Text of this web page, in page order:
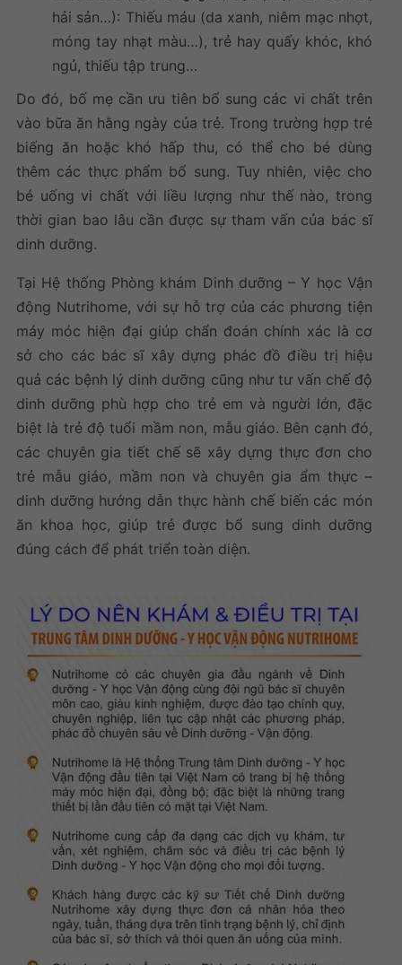
hải sản…): Thiếu máu (da xanh, niêm mạc nhợt,
móng tay nhạt màu…), trẻ hay quấy khóc, khó
ngủ, thiếu tập trung…
Do đó, bố mẹ cần ưu tiên bổ sung các vi chất trên
vào bữa ăn hằng ngày của trẻ. Trong trường hợp trẻ
biếng ăn hoặc khó hấp thu, có thể cho bé dùng
thêm các thực phẩm bổ sung. Tuy nhiên, việc cho
bé uống vi chất với liều lượng như thế nào, trong
thời gian bao lâu cần được sự tham vấn của bác sĩ
dinh dưỡng.
Tại Hệ thống Phòng khám Dinh dưỡng – Y học Vận
động Nutrihome, với sự hỗ trợ của các phương tiện
máy móc hiện đại giúp chẩn đoán chính xác là cơ
sở cho các bác sĩ xây dựng phác đồ điều trị hiệu
quả các bệnh lý dinh dưỡng cũng như tư vấn chế độ
dinh dưỡng phù hợp cho trẻ em và người lớn, đặc
biệt là trẻ độ tuổi mầm non, mẫu giáo. Bên cạnh đó,
các chuyên gia tiết chế sẽ xây dựng thực đơn cho
trẻ mẫu giáo, mầm non và chuyên gia ẩm thực –
dinh dưỡng hướng dẫn thực hành chế biến các món
ăn khoa học, giúp trẻ được bổ sung dinh dưỡng
đúng cách để phát triển toàn diện.